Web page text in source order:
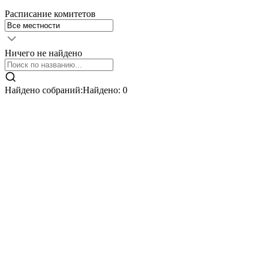
Расписание комитетов
Ничего не найдено
Найдено собраний:Найдено: 0